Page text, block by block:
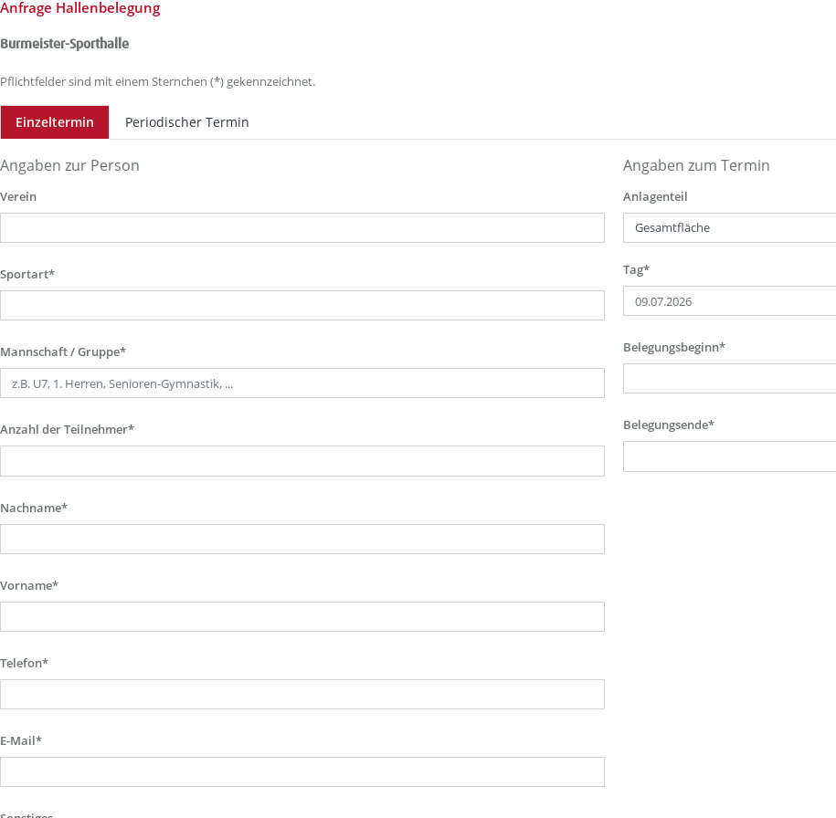
Anfrage Hallenbelegung
Burmeister-Sporthalle
Pflichtfelder sind mit einem Sternchen (*) gekennzeichnet.
Einzeltermin Periodischer Termin
Angaben zur Person
Verein
Sportart*
Mannschaft / Gruppe*
Anzahl der Teilnehmer*
Nachname*
Vorname*
Telefon*
E-Mail*
Angaben zum Termin
Anlagenteil
Tag*
Belegungsbeginn*
Belegungsende*